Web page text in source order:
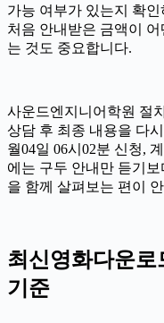
가능 여부가 있는지 확
처음 안내받은 금액이
는 것도 중요합니다.
사운드엔지니어학원 절
상담 후 최종 내용을 다
월04일 06시02분 신청,
에는 구두 안내만 듣기
을 함께 살펴보는 편이
최신영화다운
기준